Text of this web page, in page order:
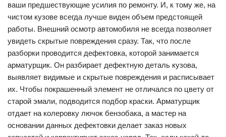
ваши предшествующие усилия по ремонту. И, к тому же, на
чистом кузове всегда лучше виден объем предстоящей
работы. Внешний осмотр автомобиля не всегда позволяет
увидеть скрытые повреждения сразу. Так, что после
разборки проводится дефектовка, которой занимается
арматурщик. Он разбирает дефектную деталь кузова,
выявляет видимые и скрытые повреждения и расписывает
их. Чтобы покрашенный элемент не отличался по цвету от
старой эмали, подводится подбор краски. Арматурщик
отдает на колеровку лючок бензобака, а мастер на
основании данных дефектовки делает заказ новых